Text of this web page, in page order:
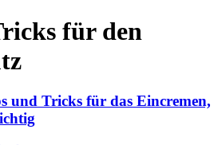
für den
und Tricks für das Eincremen,